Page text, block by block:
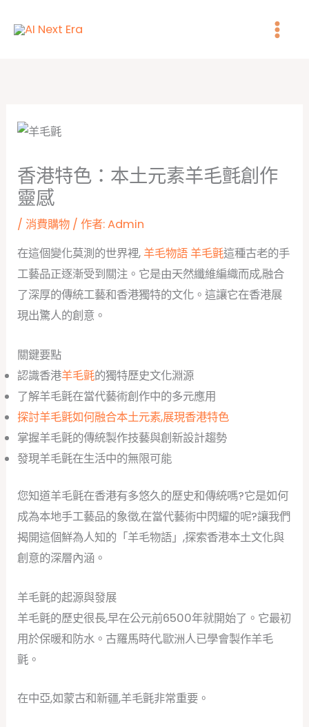
香港特色：本土元素羊毛氈創作
靈感
/消費購物 / 作者:Admin
在這個變化莫測的世界裡, 羊毛物語 羊毛氈這種古老的手
工藝品正逐漸受到關注。它是由天然纖維編織而成,融合
了深厚的傳統工藝和香港獨特的文化。這讓它在香港展
現出驚人的創意。
關鍵要點
認識香港羊毛氈的獨特歷史文化淵源
了解羊毛氈在當代藝術創作中的多元應用
探討羊毛氈如何融合本土元素,展現香港特色
掌握羊毛氈的傳統製作技藝與創新設計趨勢
發現羊毛氈在生活中的無限可能
您知道羊毛氈在香港有多悠久的歷史和傳統嗎?它是如何
成為本地手工藝品的象徵,在當代藝術中閃耀的呢?讓我們
揭開這個鮮為人知的「羊毛物語」,探索香港本土文化與
創意的深層內涵。
羊毛氈的起源與發展
羊毛氈的歷史很長,早在公元前6500年就開始了。它最初
用於保暖和防水。古羅馬時代,歐洲人已學會製作羊毛
氈。
在中亞,如蒙古和新疆,羊毛氈非常重要。